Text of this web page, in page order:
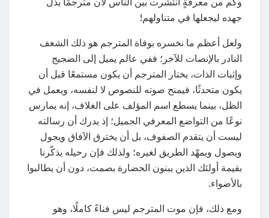
جهده ليجعلها في متناولهم!
ولعل أعظم ما نخسره بوفاة المترجم هو ذلك الشغف
النادر بالإنصات للآخر؛ ففي عالم يميل إلى الضجيج
وإثبات الذات، يختار المترجم أن يكون مستمعًا قبل أن
يكون متحدثًا، فيمنح صوته للنصوص لا لنفسه، ويعمل في
الظل، بينما يسطع اسم المؤلف على الغلاف، إنه يمارس
نوعًا من التواضع المعرفي الجميل؛ إذ يدرك أن رسالته
ليست أن يتقدم الصفوف، بل أن يخترق الآفاق ويجول
ويصول ويمهّد الطريق لغيره؛ ولذلك فإن رحيله يذكّرنا
بقيمة أولئك الذين يبنون الحضارة بصمت، دون أن يطالبوا
بالأضواء.
ومع ذلك، فإن موت المترجم ليس فناءً كاملًا، وهو